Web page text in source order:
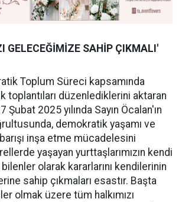
GELECEĞİMİZE SAHİP ÇIKMALI'
Toplum Süreci kapsamında
toplantıları düzenlediklerini aktaran
Şubat 2025 yılında Sayın Öcalan'ın
demokratik yaşamı ve
inşa etme mücadelesini
yaşayan yurttaşlarımızın kendi
bilenler olarak kararlarını kendilerinin
sahip çıkmaları esastır. Başta
olmak üzere tüm halkımızı